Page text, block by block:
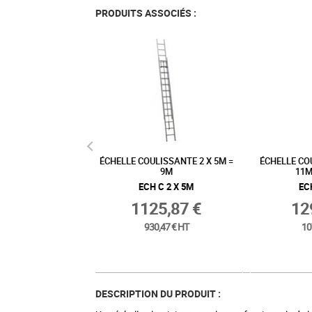
PRODUITS ASSOCIÉS :
ÉCHELLE COULISSANTE 2 X 4M =
7M
ECH C 2 X 4M
950,59 €
785,61 € HT
ÉCHELLE
=
DESCRIPTION DU PRODUIT :